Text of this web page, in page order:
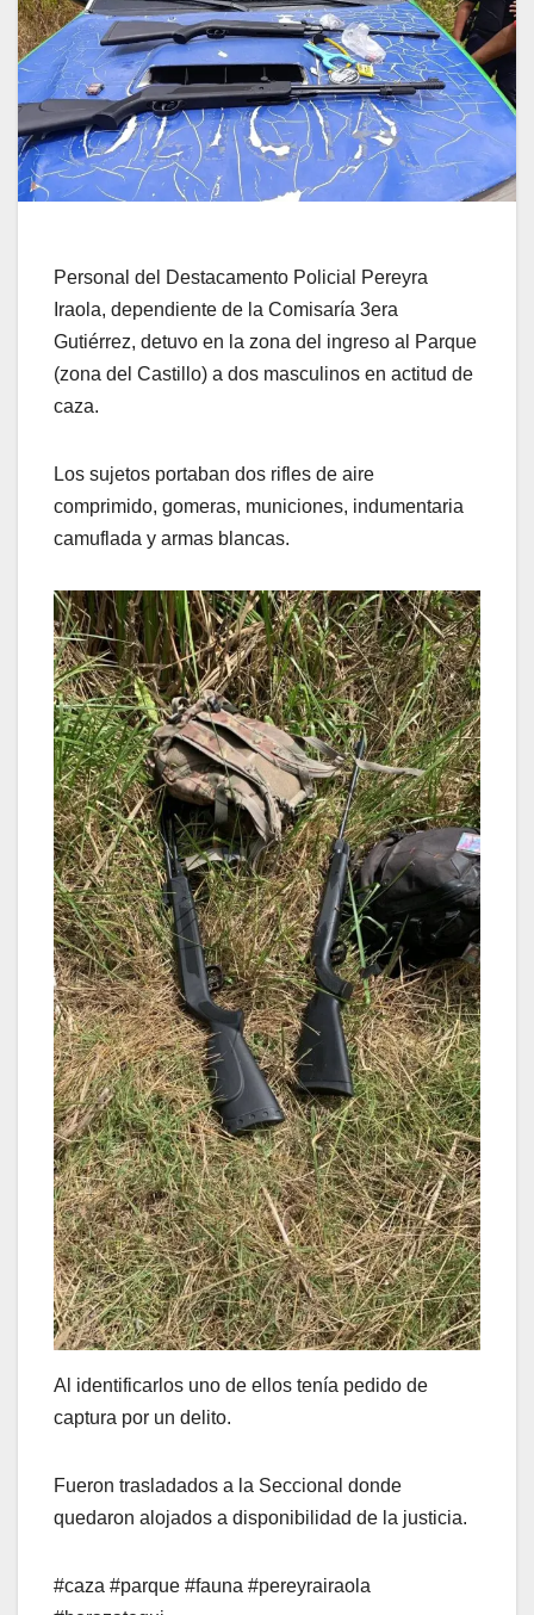
Personal del Destacamento Policial Pereyra
Iraola, dependiente de la Comisaría 3era
Gutiérrez, detuvo en la zona del ingreso al Parque
(zona del Castillo) a dos masculinos en actitud de
caza.
Los sujetos portaban dos rifles de aire
comprimido, gomeras, municiones, indumentaria
camuflada y armas blancas.
Al identificarlos uno de ellos tenía pedido de
captura por un delito.
Fueron trasladados a la Seccional donde
quedaron alojados a disponibilidad de la justicia.
#caza #parque #fauna #pereyrairaola